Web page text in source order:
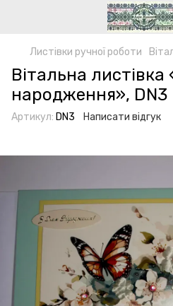
Листівки ручної роботи
Вітальна
народження», DN3
Артикул: DN3 Написати відгук